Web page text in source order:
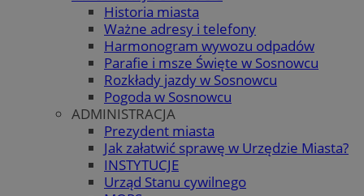
Historia miasta
Ważne adresy i telefony
Harmonogram wywozu odpadów
Parafie i msze Święte w Sosnowcu
Rozkłady jazdy w Sosnowcu
Pogoda w Sosnowcu
ADMINISTRACJA
Prezydent miasta
Jak załatwić sprawę w Urzędzie Miasta?
INSTYTUCJE
Urząd Stanu cywilnego